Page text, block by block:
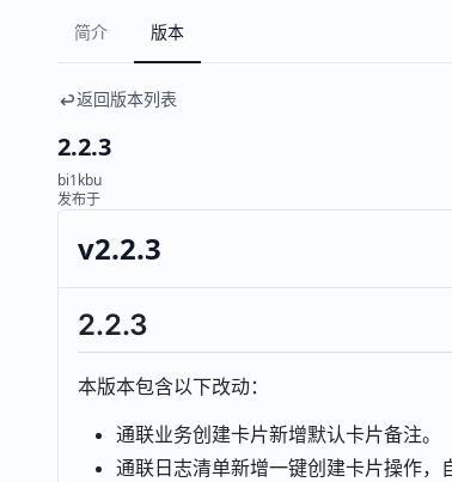
简介 版本
返回版本列表
2.2.3
bi1kbu
发布于
v2.2.3
2.2.3
本版本包含以下改动：
通联业务创建卡片新增默认卡片备注。
通联日志清单新增一键创建卡片操作，